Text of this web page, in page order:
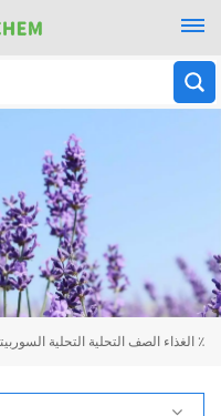
الغذاء الصف التحلية التحلية السوربيتول الحل 70 ٪